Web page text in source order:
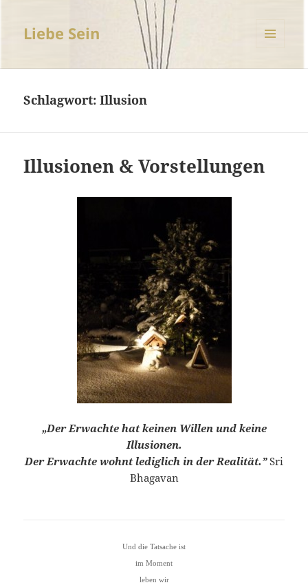
Liebe Sein
Schlagwort:Illusion
Illusionen & Vorstellungen
„Der Erwachte hat keinen Willen und keine
Illusionen.
Der Erwachte wohnt lediglich in der Realität.”Sri
Bhagavan
Und die Tatsache ist
im Moment
leben wir